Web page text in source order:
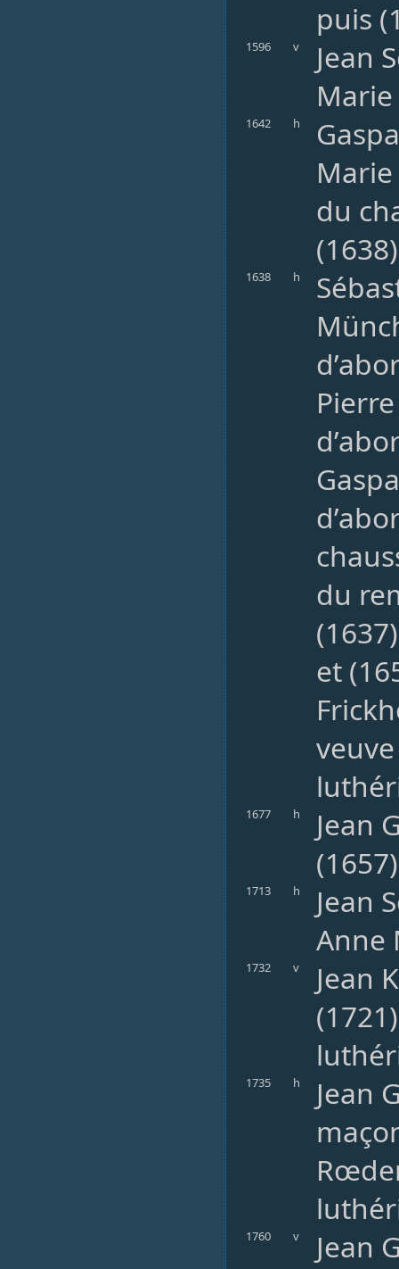
puis
1596 v
Jean
1642 h
du
1638 h
du
et
1677 h
Jean
1713 h
Jean
Anne
1732 v
Jean
1735 h
Jean
1760 v
Jean